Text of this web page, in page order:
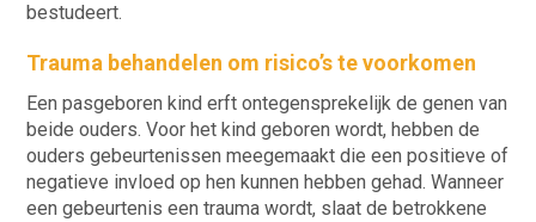
bestudeert.
Trauma behandelen om risico’s te voorkomen
Een pasgeboren kind erft ontegensprekelijk de genen van
beide ouders. Voor het kind geboren wordt, hebben de
ouders gebeurtenissen meegemaakt die een positieve of
negatieve invloed op hen kunnen hebben gehad. Wanneer
een gebeurtenis een trauma wordt, slaat de betrokkene